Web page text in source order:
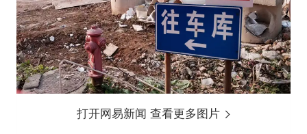
打开网易新闻 查看更多图片